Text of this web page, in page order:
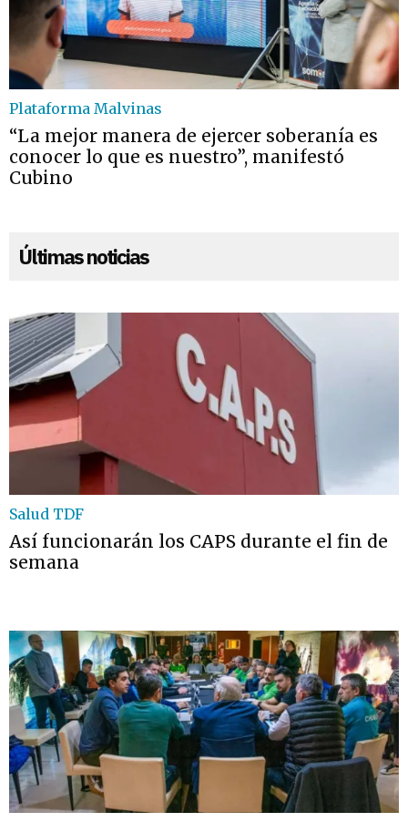
Plataforma Malvinas
“La mejor manera de ejercer soberanía es
conocer lo que es nuestro”, manifestó
Cubino
Últimas noticias
Salud TDF
Así funcionarán los CAPS durante el fin de
semana